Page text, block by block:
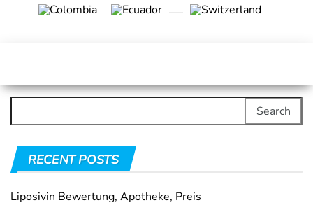
for:
RECENT POSTS
Liposivin Bewertung, Apotheke, Preis